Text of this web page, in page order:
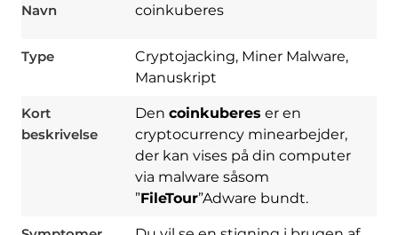
Navn coinkuberes
Type
Cryptojacking, Miner Malware,
Manuskript
Kort
beskrivelse
Den coinkuberes er en
cryptocurrency minearbejder,
der kan vises på din computer
via malware såsom
”FileTour”Adware bundt.